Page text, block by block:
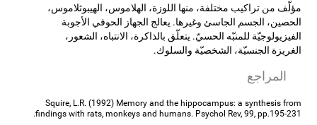
مؤلّف من تراكيب مختلفة، منها اللوزة، الهلاموس، الهيبوثلاموس،
الحصين، الجسم الجاسئ وغيرها. يعالج الجهاز الحوفي الأجوبة
الفيزيولوجيّة للمنبّه الحسيّ. يتعلّق بالذاكرة، الانتباه، الشعور،
الغريزة الجنسيّة، الشخصيّة والسلوك.
المراجع
Squire, L.R. (1992) Memory and the hippocampus: a synthesis from
findings with rats, monkeys and humans. Psychol Rev, 99, pp.195-231.